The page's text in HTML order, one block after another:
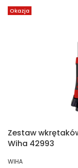
Okazja
Zestaw
Wiha 42993
PRODUCENT
WIHA